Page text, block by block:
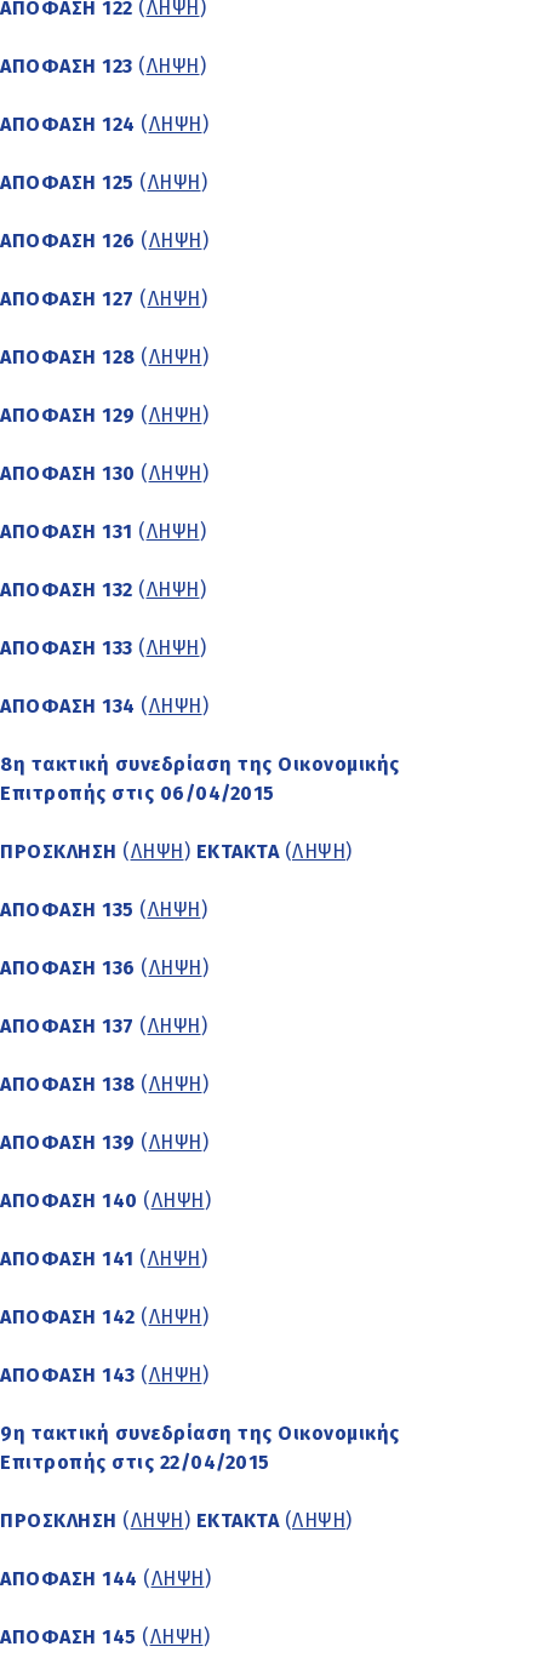
ΑΠΟΦΑΣΗ 122 (ΛΗΨΗ )
ΑΠΟΦΑΣΗ 123 (ΛΗΨΗ )
ΑΠΟΦΑΣΗ 124 (ΛΗΨΗ )
ΑΠΟΦΑΣΗ 125 (ΛΗΨΗ )
ΑΠΟΦΑΣΗ 126 (ΛΗΨΗ )
ΑΠΟΦΑΣΗ 127 (ΛΗΨΗ )
ΑΠΟΦΑΣΗ 128 (ΛΗΨΗ )
ΑΠΟΦΑΣΗ 129 (ΛΗΨΗ )
ΑΠΟΦΑΣΗ 130 (ΛΗΨΗ )
ΑΠΟΦΑΣΗ 131 (ΛΗΨΗ )
ΑΠΟΦΑΣΗ 132 (ΛΗΨΗ )
ΑΠΟΦΑΣΗ 133 (ΛΗΨΗ )
ΑΠΟΦΑΣΗ 134 (ΛΗΨΗ )
8η τακτική συνεδρίαση της Οικονομικής
Επιτροπής στις 06/04/2015
ΠΡΟΣΚΛΗΣΗ (ΛΗΨΗ ) ΕΚΤΑΚΤΑ (ΛΗΨΗ )
ΑΠΟΦΑΣΗ 135 (ΛΗΨΗ )
ΑΠΟΦΑΣΗ 136 (ΛΗΨΗ )
ΑΠΟΦΑΣΗ 137 (ΛΗΨΗ )
ΑΠΟΦΑΣΗ 138 (ΛΗΨΗ )
ΑΠΟΦΑΣΗ 139 (ΛΗΨΗ )
ΑΠΟΦΑΣΗ 140 (ΛΗΨΗ )
ΑΠΟΦΑΣΗ 141 (ΛΗΨΗ )
ΑΠΟΦΑΣΗ 142 (ΛΗΨΗ )
ΑΠΟΦΑΣΗ 143 (ΛΗΨΗ )
9η τακτική συνεδρίαση της Οικονομικής
Επιτροπής στις 22/04/2015
ΠΡΟΣΚΛΗΣΗ (ΛΗΨΗ ) ΕΚΤΑΚΤΑ (ΛΗΨΗ )
ΑΠΟΦΑΣΗ 144 (ΛΗΨΗ )
ΑΠΟΦΑΣΗ 145 (ΛΗΨΗ )